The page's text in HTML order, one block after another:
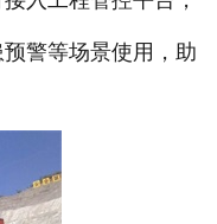
警等场景使用，助